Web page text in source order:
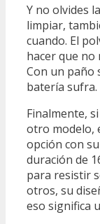
Y no olvides
limpiar,
cuando. El
hacer que no
Con un paño
batería sufra.
Finalmente,
otro modelo,
opción con
duración de
para resistir
otros, su
eso significa